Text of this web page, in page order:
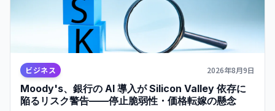
ビジネス 2026年8月9日
Moody's、銀行の AI 導入が Silicon Valley 依存に
陥るリスク警告——停止脆弱性・価格転嫁の懸念